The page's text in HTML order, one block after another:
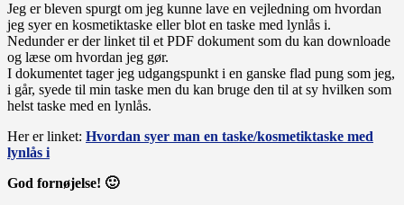
Jeg er bleven spurgt om jeg kunne lave en vejledning om hvordan
jeg syer en kosmetiktaske eller blot en taske med lynlås i.
Nedunder er der linket til et PDF dokument som du kan downloade
og læse om hvordan jeg gør.
I dokumentet tager jeg udgangspunkt i en ganske flad pung som jeg,
i går, syede til min taske men du kan bruge den til at sy hvilken som
helst taske med en lynlås.
Her er linket: Hvordan syer man en taske/kosmetiktaske med
lynlås i
God fornøjelse! 🙂